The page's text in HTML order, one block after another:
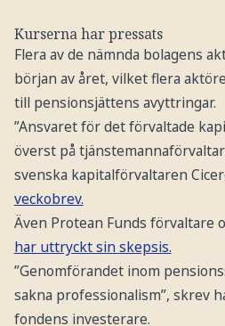
Kurserna har pressats
Flera av de nämnda bolagens
början av året, vilket flera
till pensionsjättens avyttringar.
”Ansvaret för det förvaltade
överst på
svenska kapitalförvaltaren
veckobrev.
Även Protean Funds förvaltare
har uttryckt sin skepsis.
”Genomförandet inom
sakna professionalism”, skrev
fondens investerare.